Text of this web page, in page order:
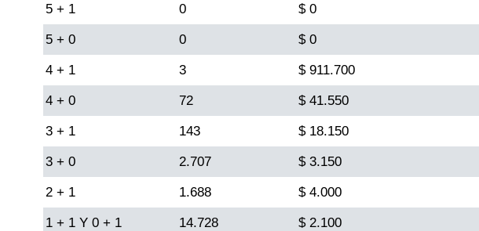
Antioqueñita Tarde
Cafeterito Tarde
Cafeterito Noche
5 + 1 0 $ 0
5 + 0 0 $ 0
4 + 1 3 $ 911.700
4 + 0 72 $ 41.550
3 + 1 143 $ 18.150
3 + 0 2.707 $ 3.150
2 + 1 1.688 $ 4.000
1 + 1 Y 0 + 1 14.728 $ 2.100